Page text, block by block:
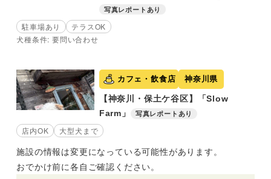
写真レポートあり
駐車場あり
テラスOK
犬種条件: 要問い合わせ
カフェ・飲食店 神奈川県
【神奈川・保土ケ谷区】「Slow
Farm」
写真レポートあり
店内OK 大型犬まで
施設の情報は変更になっている可能性があります。
おでかけ前に各自ご確認ください。